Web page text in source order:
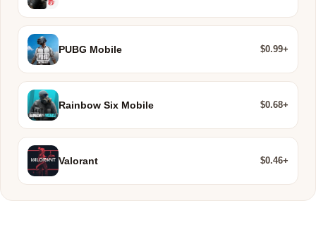
PUBG Mobile $0.99+
Rainbow Six Mobile $0.68+
Valorant $0.46+